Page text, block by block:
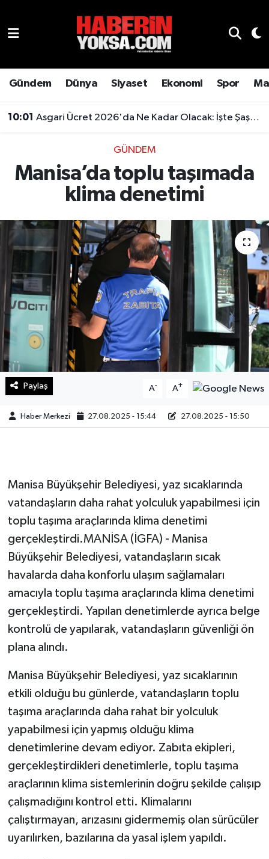
Gündem Dünya Siyaset Ekonomi Spor
10:01 Asgari Ücret 2026'da Ne Kadar Olacak: İşte Şaşırtan Rakam
GÜNDEM
Manisa’da toplu taşımada
klima denetimi
Paylaş A- A+
Haber Merkezi 27.08.2025 - 15:44 27.08.2025 - 15:50
Manisa Büyükşehir Belediyesi, yaz sıcaklarında
vatandaşların daha rahat yolculuk yapabilmesi için
toplu taşıma araçlarında klima denetimi
gerçekleştirdi.MANİSA (İGFA) - Manisa
Büyükşehir Belediyesi, vatandaşların sıcak
havalarda daha konforlu ulaşım sağlamaları
amacıyla toplu taşıma araçlarında klima denetimi
gerçekleştirdi. Yapılan denetimlerde ayrıca belge
kontrolü de yapılarak, vatandaşların güvenliği ön
plana alındı.
Manisa Büyükşehir Belediyesi, yaz sıcaklarının
etkili olduğu bu günlerde, vatandaşların toplu
taşıma araçlarında daha rahat bir yolculuk
yapabilmesi için yapmış olduğu klima
denetimlerine devam ediyor. Zabıta ekipleri,
gerçekleştirdikleri denetimlerle, toplu taşıma
araçlarının klima sistemlerinin doğru şekilde çalışıp
çalışmadığını kontrol etti. Klimalarını
çalıştırmayan, arızasını gidermemiş olan sürücüler
uyarılırken, bazılarına da yasal işlem yapıldı.
Genel
Gündem
Magazin
Sağlık
Teknoloji
Yaşam
Hava Durumu
Son Dakika Haberleri
Haber Arşivi